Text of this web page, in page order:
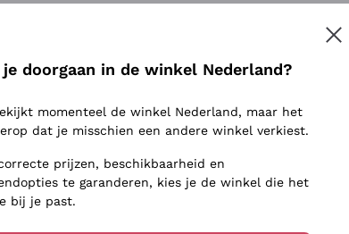
Argiolas
Ca' dei Frati
Chardonnay
Sauvignon
lees onzePrivacybeleid
doorgaan in de winkel Nederland?
momenteel de winkel Nederland, maar het
dat je misschien een andere winkel verkiest.
prijzen, beschikbaarheid en
te garanderen, kies je de winkel die het
bij je past.